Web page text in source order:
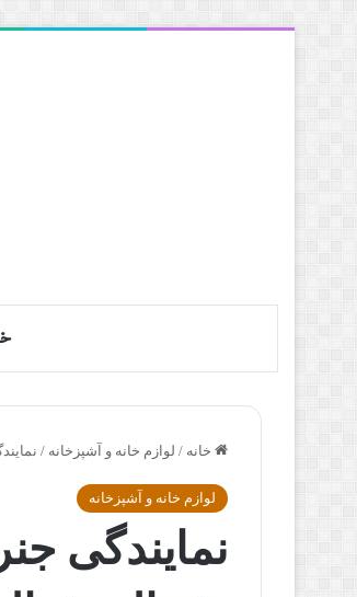
خانه / لوازم خانه و آشپزخانه /
لوازم خانه و آشپزخانه
نمایندگی